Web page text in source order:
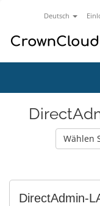
Deutsch
Wählen
DirectAdmin-